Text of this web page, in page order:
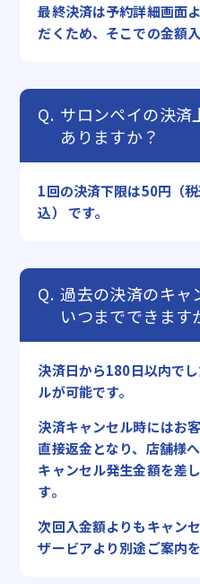
最終決済は予約詳細画面
だくため、そこでの金額
サロンペイの決済
ありますか？
1回の決済下限は50円（
込） です。
過去の決済のキャ
いつまでできます
決済日から180日以内で
ルが可能です。
決済キャンセル時にはお
直接返金となり、店舗様
キャンセル発生金額を差
す。
次回入金額よりもキャン
ザービアより別途ご案内を